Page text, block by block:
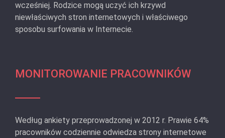
wcześniej. Rodzice mogą uczyć ich krzywd
niewłaściwych stron internetowych i właściwego
sposobu surfowania w Internecie.
MONITOROWANIE PRACOWNIKÓW
Według ankiety przeprowadzonej w 2012 r. Prawie 64%
pracowników codziennie odwiedza strony internetowe